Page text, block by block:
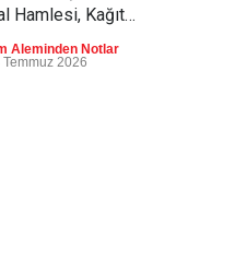
Hamlesi, Kağıt
Ateşkes ve
İnsani Kriz
Aleminden Notlar
Temmuz 2026